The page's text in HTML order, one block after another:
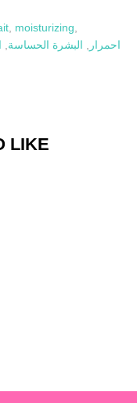
moisturizing
احمرار البشرة الحساسة
LIKE